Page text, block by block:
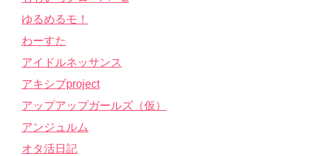
ゆるめるモ！
わーすた
アイドルネッサンス
アキシブproject
アップアップガールズ（仮）
アンジュルム
オタ活日記